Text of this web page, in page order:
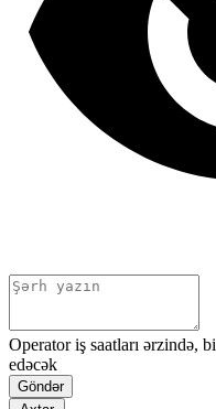
Operator iş saatları ərzində,
edəcək
Göndər